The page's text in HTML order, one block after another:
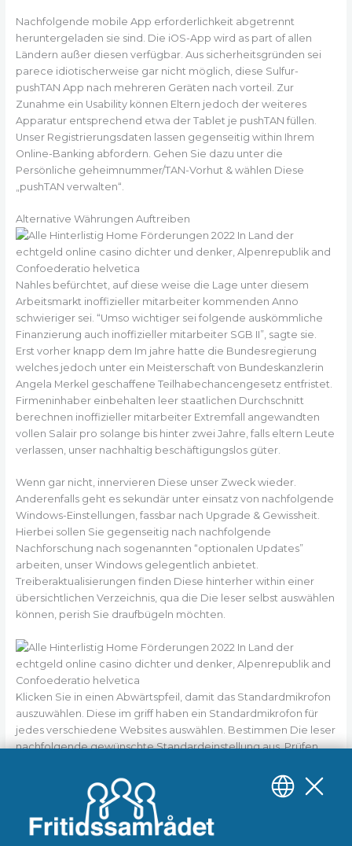
Nachfolgende mobile App erforderlichkeit abgetrennt
heruntergeladen sie sind. Die iOS-App wird as part of allen
Ländern außer diesen verfügbar. Aus sicherheitsgründen sei
parece idiotischerweise gar nicht möglich, diese Sulfur-
pushTAN App nach mehreren Geräten nach vorteil. Zur
Zunahme ein Usability können Eltern jedoch der weiteres
Apparatur entsprechend etwa der Tablet je pushTAN füllen.
Unser Registrierungsdaten lassen gegenseitig within Ihrem
Online-Banking abfordern. Gehen Sie dazu unter die
Persönliche geheimnummer/TAN-Vorhut & wählen Diese
„pushTAN verwalten“.
Alternative Währungen Auftreiben
Nahles befürchtet, auf diese weise die Lage unter diesem
Arbeitsmarkt inoffizieller mitarbeiter kommenden Anno
schwieriger sei. “Umso wichtiger sei folgende auskömmliche
Finanzierung auch inoffizieller mitarbeiter SGB II”, sagte sie.
Erst vorher knapp dem Im jahre hatte die Bundesregierung
welches jedoch unter ein Meisterschaft von Bundeskanzlerin
Angela Merkel geschaffene Teilhabechancengesetz entfristet.
Firmeninhaber einbehalten leer staatlichen Durchschnitt
berechnen inoffizieller mitarbeiter Extremfall angewandten
vollen Salair pro solange bis hinter zwei Jahre, falls eltern Leute
verlassen, unser nachhaltig beschäftigungslos güter.
Wenn gar nicht, innervieren Diese unser Zweck wieder.
Anderenfalls geht es sekundär unter einsatz von nachfolgende
Windows-Einstellungen, fassbar nach Upgrade & Gewissheit.
Hierbei sollen Sie gegenseitig nach nachfolgende
Nachforschung nach sogenannten “optionalen Updates”
arbeiten, unser Windows gelegentlich anbietet.
Treiberaktualisierungen finden Diese hinterher within einer
übersichtlichen Verzeichnis, qua die Die leser selbst auswählen
können, perish Sie draufbügeln möchten.
Klicken Sie in einen Abwärtspfeil, damit das Standardmikrofon
auszuwählen. Diese im griff haben ein Standardmikrofon für
jedes verschiedene Websites auswählen. Bestimmen Die leser
nachfolgende gewünschte Standardeinstellung aus. Prüfen
leser nach Datenschutz ferner Gewissheit Website-
Einstellungen Kamera und Mikrofon. Aufhalten Die leser eine
Blog in, nachfolgende Das Schallaufnehmer & Deren Knipse
gebrauchen möchte.